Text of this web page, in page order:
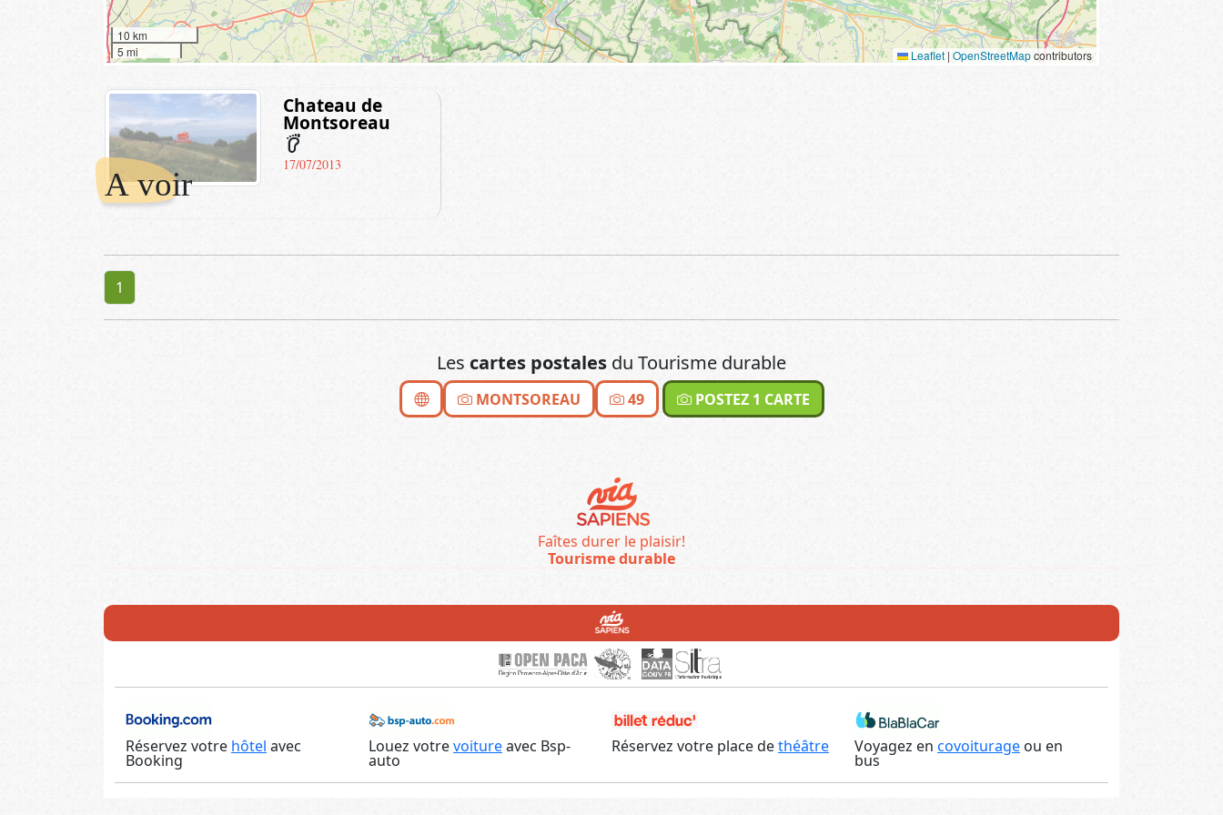
10 km
5 mi
Leaflet | OpenStreetMapcontributors
A voir
Chateau de
Montsoreau
barefoot
17/07/2013
1
Les cartes postales du Tourisme durable
MONTSOREAU 49 POSTEZ 1 CARTE
Faîtes durer le plaisir!
Tourisme durable
Réservez votre hôtel avec
Booking
Louez votrevoitureavec Bsp-
auto
Réservez votre place dethéâtre Voyagez en covoiturage ou en
bus